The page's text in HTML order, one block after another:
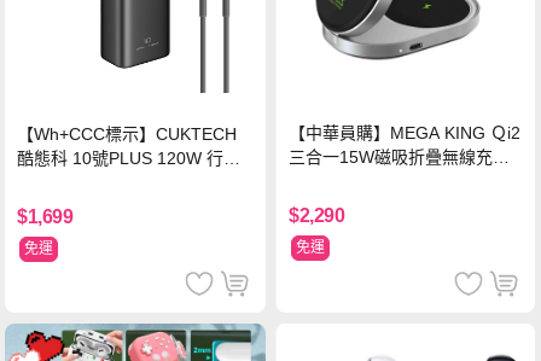
【Wh+CCC標示】CUKTECH
酷態科 10號PLUS 120W 行動
色
$1,699
免運
【中華員購】MEGA KING Ｑi2
三合一15W磁吸折疊無線充電
$2,290
免運